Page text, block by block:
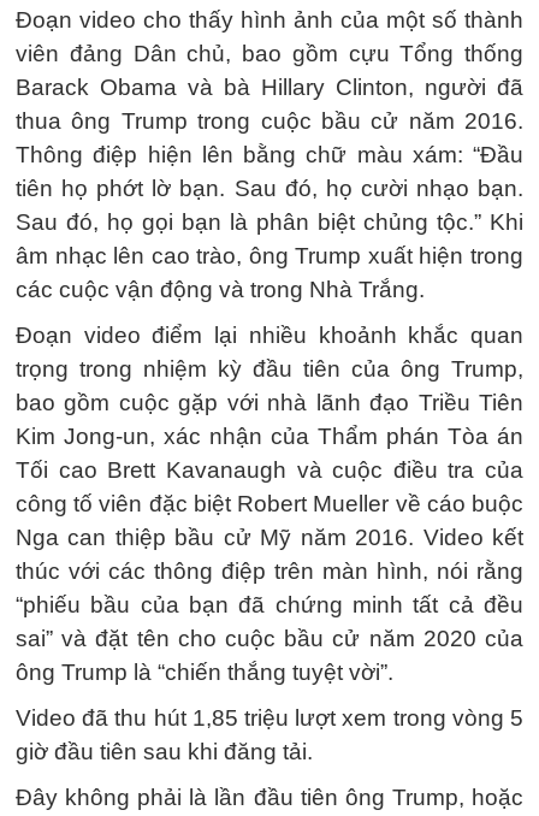
Đoạn video cho thấy hình ảnh của một số thành
viên đảng Dân chủ, bao gồm cựu Tổng thống
Barack Obama và bà Hillary Clinton, người đã
thua ông Trump trong cuộc bầu cử năm 2016.
Thông điệp hiện lên bằng chữ màu xám: “Đầu
tiên họ phớt lờ bạn. Sau đó, họ cười nhạo bạn.
Sau đó, họ gọi bạn là phân biệt chủng tộc.” Khi
âm nhạc lên cao trào, ông Trump xuất hiện trong
các cuộc vận động và trong Nhà Trắng.
Đoạn video điểm lại nhiều khoảnh khắc quan
trọng trong nhiệm kỳ đầu tiên của ông Trump,
bao gồm cuộc gặp với nhà lãnh đạo Triều Tiên
Kim Jong-un, xác nhận của Thẩm phán Tòa án
Tối cao Brett Kavanaugh và cuộc điều tra của
công tố viên đặc biệt Robert Mueller về cáo buộc
Nga can thiệp bầu cử Mỹ năm 2016. Video kết
thúc với các thông điệp trên màn hình, nói rằng
“phiếu bầu của bạn đã chứng minh tất cả đều
sai” và đặt tên cho cuộc bầu cử năm 2020 của
ông Trump là “chiến thắng tuyệt vời”.
Video đã thu hút 1,85 triệu lượt xem trong vòng 5
giờ đầu tiên sau khi đăng tải.
Đây không phải là lần đầu tiên ông Trump, hoặc